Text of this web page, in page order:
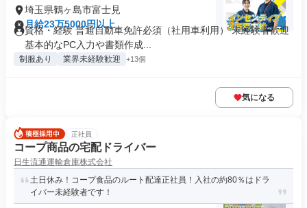
埼玉県鶴ヶ島市富士見
月給23万5000円以上
資格・経験 普通自動車免許必須（社用車利用） 未経験者歓迎
基本的なPC入力や書類作成...
制服あり 業界未経験歓迎 +13個
気になる
正社員
コープ商品の宅配ドライバー
日生流通運輸倉庫株式会社
土日休み！コープ食品のルート配達正社員！入社の約80％はドラ
イバー未経験者です！